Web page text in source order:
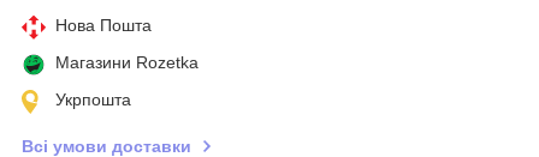
Нова Пошта
Магазини Rozetka
Укрпошта
Всі умови доставки